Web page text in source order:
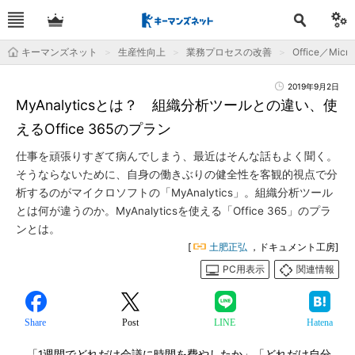
キーマンズネット 生産性向上 業務プロセスの改善 Office／
2019年9月2日
MyAnalyticsとは？ 組織分析ツールとの違い、使
えるOffice 365のプラン
仕事を頑張りすぎて病んでしまう、最近はそんな話もよく聞く。
そうならないために、自身の働きぶりの健全性を客観的視点で分
析するのがマイクロソフトの「MyAnalytics」。組織分析ツール
とは何が違うのか。MyAnalyticsを使える「Office 365」のプラ
ンとは。
[ 土肥正弘 ，ドキュメント工房]
PC用表示
関連情報
Share Post LINE Hatena